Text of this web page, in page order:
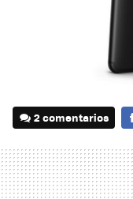
2 comentarios